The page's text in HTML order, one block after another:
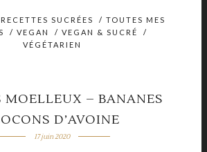
RECETTES SUCRÉES / TOUTES MES
/ VEGAN / VEGAN & SUCRÉ
/
VÉGÉTARIEN
MOELLEUX – BANANES
D’AVOINE
17 juin 2020